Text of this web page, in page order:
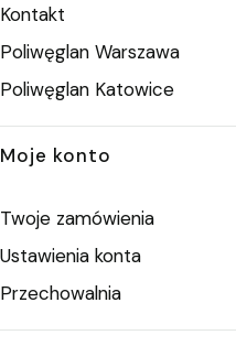
Kontakt
Poliwęglan Warszawa
Poliwęglan Katowice
Moje konto
Twoje zamówienia
Ustawienia konta
Przechowalnia